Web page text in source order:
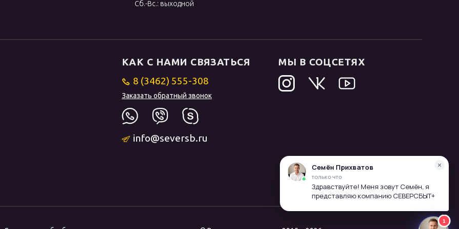
Сб.-Вс.: выходной
КАК С НАМИ СВЯЗАТЬСЯ
8 (3462) 555-308
Заказать обратный звонок
info@seversb.ru
МЫ В СОЦСЕТЯХ